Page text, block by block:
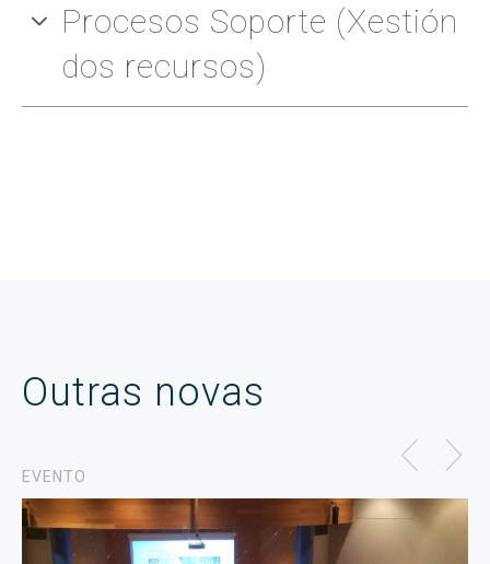
Procesos Soporte (Xestión
dos recursos)
Outras novas
EVENTO